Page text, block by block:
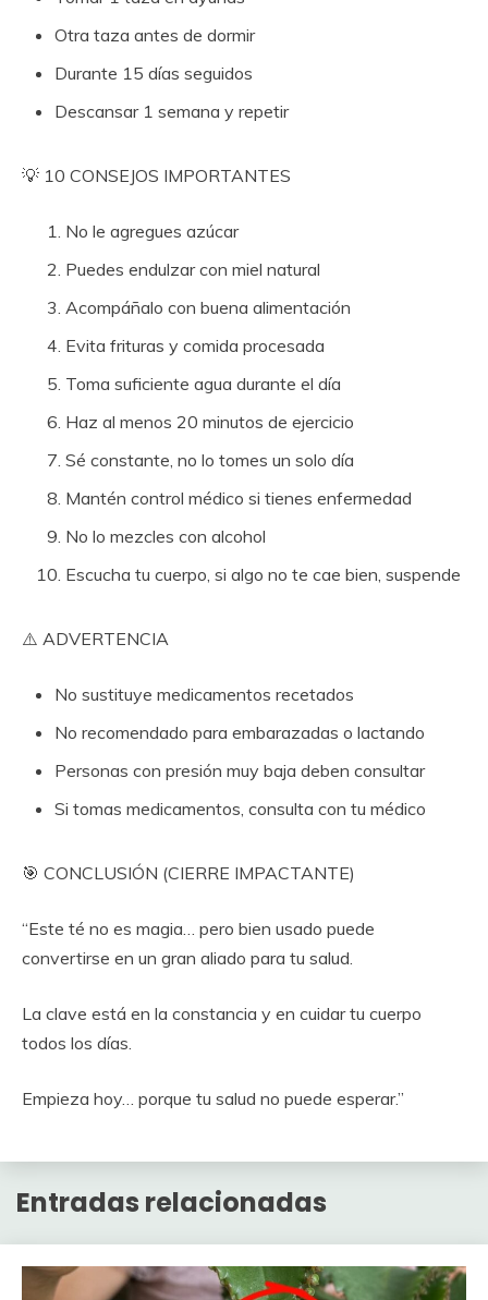
Otra taza antes de dormir
Durante 15 días seguidos
Descansar 1 semana y repetir
💡 10 CONSEJOS IMPORTANTES
No le agregues azúcar
Puedes endulzar con miel natural
Acompáñalo con buena alimentación
Evita frituras y comida procesada
Toma suficiente agua durante el día
Haz al menos 20 minutos de ejercicio
Sé constante, no lo tomes un solo día
Mantén control médico si tienes enfermedad
No lo mezcles con alcohol
Escucha tu cuerpo, si algo no te cae bien, suspende
⚠️ ADVERTENCIA
No sustituye medicamentos recetados
No recomendado para embarazadas o lactando
Personas con presión muy baja deben consultar
Si tomas medicamentos, consulta con tu médico
🎯 CONCLUSIÓN (CIERRE IMPACTANTE)
“Este té no es magia… pero bien usado puede
convertirse en un gran aliado para tu salud.
La clave está en la constancia y en cuidar tu cuerpo
todos los días.
Empieza hoy… porque tu salud no puede esperar.”
Entradas relacionadas